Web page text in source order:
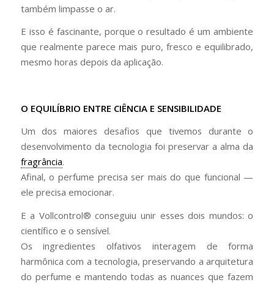
também limpasse o ar.
E isso é fascinante, porque o resultado é um ambiente
que realmente parece mais puro, fresco e equilibrado,
mesmo horas depois da aplicação.
O EQUILÍBRIO ENTRE CIÊNCIA E SENSIBILIDADE
Um dos maiores desafios que tivemos durante o
desenvolvimento da tecnologia foi preservar a alma da
fragrância.
Afinal, o perfume precisa ser mais do que funcional —
ele precisa emocionar.
E a Vollcontrol® conseguiu unir esses dois mundos: o
científico e o sensível.
Os ingredientes olfativos interagem de forma
harmônica com a tecnologia, preservando a arquitetura
do perfume e mantendo todas as nuances que fazem